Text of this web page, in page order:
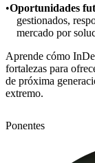
Oportunidades
gestionados,
mercado por
Aprende cómo
fortalezas para
de próxima
extremo.
Ponentes